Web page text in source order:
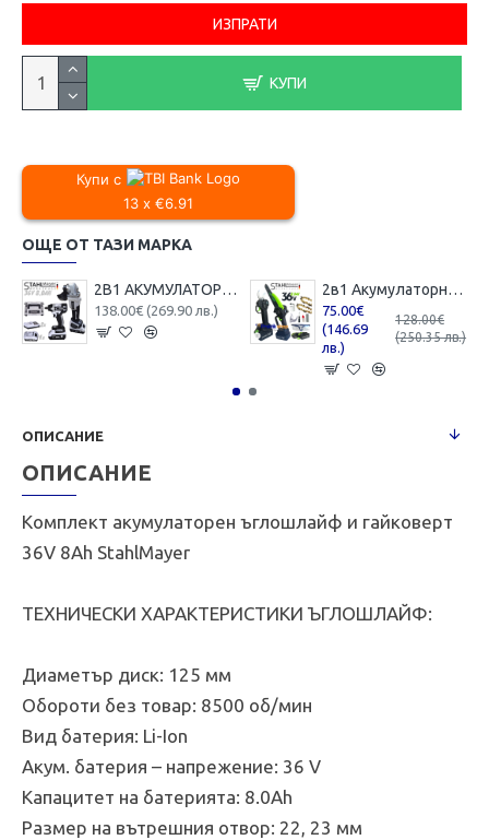
КУПИ
Купи с
13 x €6.91
ОЩЕ ОТ ТАЗИ МАРКА
2В1 АКУМУЛАТОРЕН ЪГЛОШЛАЙФ 125ММ И БЕЗЖИЧЕН ГАЙКОВЕРТ-ВИНТОВЕРТ БЕЗЧЕТКОВ УДАРЕН 36V 8,0AH STAHLMAYER 4X БАТЕРИЯ 2 ЗАРЯДНО В КУФАР РАКЕТА
138.00€ (269.90 лв.)
2в1 Акумулаторна Лозарска Ножица и Трион с Омасляване 36V 8AH STAHLMAYER BLACK
75.00€
(146.69
лв.)
128.00€
(250.35 лв.)
ОПИСАНИЕ
ОПИСАНИЕ
Комплект акумулаторен ъглошлайф и гайковерт
36V 8Ah StahlMayer
ТЕХНИЧЕСКИ ХАРАКТЕРИСТИКИ ЪГЛОШЛАЙФ:
Диаметър диск: 125 мм
Обороти без товар: 8500 об/мин
Вид батерия: Li-Ion
Акум. батерия – напрежение: 36 V
Капацитет на батерията: 8.0Ah
Размер на вътрешния отвор: 22, 23 мм